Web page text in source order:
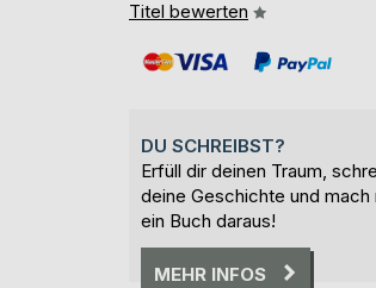
Titel bewerten
DU SCHREIBST?
Erfüll dir deinen Traum,
deine Geschichte und mach
ein Buch daraus!
MEHR INFOS